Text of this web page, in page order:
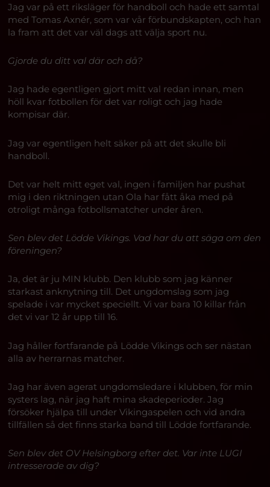
Jag var på ett riksläger för handboll och hade ett samtal
med Tomas Axnér, som var vår förbundskapten, och han
la fram att det var väl dags att välja sport nu.
Gjorde du ditt val där och då?
Jag hade egentligen gjort mitt val redan innan, men
höll kvar fotbollen för det var roligt och jag hade
kompisar där.
Jag var egentligen helt säker på att det skulle bli
handboll.
Det var helt mitt eget val, ingen i familjen har pushat
mig i den riktningen utan Ola har fått åka med på
otroligt många fotbollsmatcher under åren.
Sen blev det Lödde Vikings. Vad har du att säga om den
föreningen?
Ja, det är ju MIN klubb. Den klubb som jag känner
starkast anknytning till. Det ungdomslag som jag
spelade i var mycket speciellt. Vi var bara 10 killar från
det vi var 12 år upp till 16.
Jag håller fortfarande på Lödde Vikings och ser nästan
alla av herrarnas matcher.
Jag har även agerat ungdomsledare i klubben, för min
systers lag, när jag haft mina skadeperioder. Jag
försöker hjälpa till under Vikingaspelen och vid andra
tillfällen så det finns starka band till Lödde fortfarande.
Sen blev det OV Helsingborg efter det. Var inte LUGI
intresserade av dig?